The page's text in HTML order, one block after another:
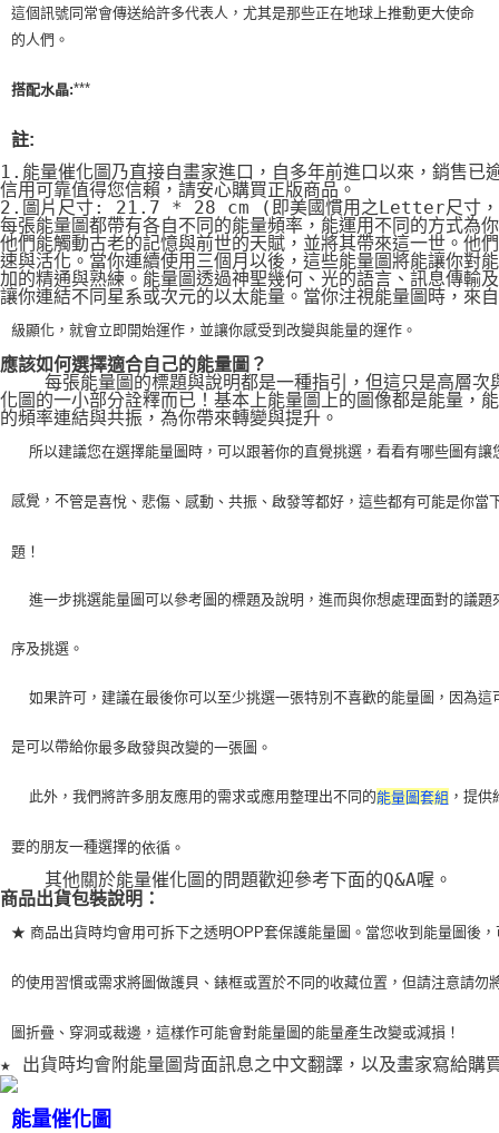
這個訊號同常會傳送給許多代表人，尤其是那些正在地球上推動更大使命
的人們。
搭配水晶:***
註:
1.能量催化圖乃直接自畫家進口，自多年前進口以來，銷售已
信用可靠值得您信賴，請安心購買正版商品。
2.圖片尺寸: 21.7 * 28 cm (即美國慣用之Letter尺寸，
每張能量圖都帶有各自不同的能量頻率，能運用不同的方式為
他們能觸動古老的記憶與前世的天賦，並將其帶來這一世。他
速與活化。當你連續使用三個月以後，這些能量圖將能讓你對
加的精通與熟練。能量圖透過神聖幾何、光的語言、訊息傳輸
讓你連結不同星系或次元的以太能量。當你注視能量圖時，來
級顯化，就會立即開始運作，並讓你感受到改變與能量的運作。
應該如何選擇適合自己的能量圖？
每張能量圖的標題與說明都是一種指引，但這只是高層次
化圖的一小部分詮釋而已！基本上能量圖上的圖像都是能量，
的頻率連結與共振，為你帶來轉變與提升。
所以建議您在選擇能量圖時，可以跟著你的直覺挑選，看看有哪些圖有讓
感覺，不管是喜悅、悲傷、感動、共振、啟發等都好，這些都有可能是你當
題！
進一步挑選能量圖可以參考圖的標題及說明，進而與你想處理面對的議題
序及挑選。
如果許可，建議在最後你可以至少挑選一張特別不喜歡的能量圖，因為這
是可以帶給你最多啟發與改變的一張圖。
    此外，我們將許多朋友應用的需求或應用整理出不同的
能量圖套組 ，提供
要的朋友一種選擇的依循。
    其他關於能量催化圖的問題歡迎參考下面的Q&A喔。
商品出貨包裝說明：
★ 商品出貨時均會用可拆下之透明OPP套保護能量圖。當您收到能量圖後，
的使用習慣或需求將圖做護貝、錶框或置於不同的收藏位置，但請注意請勿
圖折疊、穿洞或裁邊，這樣作可能會對能量圖的能量產生改變或減損！
★ 出貨時均會附能量圖背面訊息之中文翻譯，以及畫家寫給購
能量催化圖